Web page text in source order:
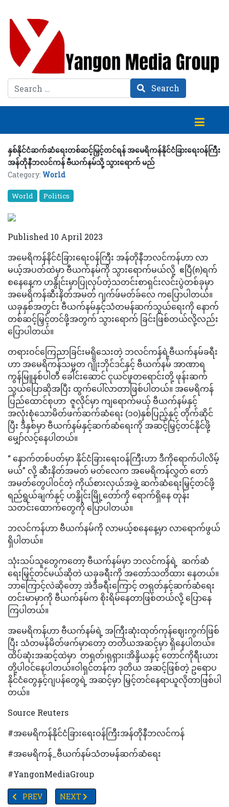
Search Search
နှစ်နိုင်ငံဆက်ဆံရေးတစ်ဆင့်မြှင့်တင်ရန် အမေရိကန်နိုင်ငံခြားရေးဝန်ကြီး
အန်တိုနီဘလင်ကန် ဗီယက်နမ်သို့ သွားရောက် မည်
Category: World
World Politics
Published 10 April 2023
အမေရိကန်နိင်ငံခြားရေးဝန်ကြီး အန်တိုနီဘလင်ကန်ဟာ လာ
မယ့်အပတ်ထဲမှာ ဗီယက်နမ်ကို သွားရောက်မယ်လို့ ဧပြီ(၈)ရက်
စနေနေ့က ဟနွိုင်းမှာပြုလုပ်တဲ့သတင်းစာရှင်းလင်းပွဲတစ်ခုမှာ
အမေရိကန်ဆီးနိတ်အမတ် ဂျက်ဖ်မတ်ခ်လေ ကပြောပါတယ်။
ယခုနှစ်အတွင်း ဗီယက်နမ်နှင့်သံတမန်ဆက်သွယ်ရေးကို နောက်
တစ်ဆင့်မြှင့်တင်ဖို့အတွက် သွားရောက် ခြင်းဖြစ်တယ်လို့လည်း
ပြောပါတယ်။
တရားဝင်ကြေညာခြင်းမရှိသေးတဲ့ ဘလင်ကန်ရဲ့ဗီယက်နမ်ခရီး
ဟာ အမေရိကန်သမ္မတ ဂျိုးဘိုင်ဒင်နှင့် ဗီယက်နမ် အာဏာရ
ကွန်မြူနစ်ပါတီ ခေါင်းဆောင် ငုယင်ဖူတရောင်းတို့ ဖုန်းဆက်
သွယ်ပြောဆိုအပြီး ထွက်ပေါ်လာတာဖြစ်ပါတယ်။ အမေရိကန်
ပြည်ထောင်စုဟာ ဇူလိုင်မှာ ကျရောက်မယ့် ဗီယက်နမ်နှင့်
အလုံးစုံသောမိတ်ဖက်ဆက်ဆံရေး (၁၀)နှစ်ပြည့်နှင့် တိုက်ဆိုင်
ပြီး ဒီနှစ်မှာ ဗီယက်နမ်နှင့်ဆက်ဆံရေးကို အဆင့်မြှင့်တင်နိုင်ဖို့
မျှော်လင့်နေပါတယ်။
“ နောက်တစ်ပတ်မှာ နိုင်ငံခြားရေးဝန်ကြီးဟာ ဒီကိုရောက်ပါလိမ့်
မယ်” လို့ ဆီးနိတ်အမတ် မတ်လေက အမေရိကန်လွှတ် တော်
အမတ်တွေပါဝင်တဲ့ ကိုယ်စားလှယ်အဖွဲ့ ဆက်ဆံရေးမြှင့်တင်ဖို့
ရည်ရွယ်ချက်နှင့် ဟနွိုင်းမြို့တော်ကို ရောက်ရှိနေ တုန်း
သတင်းထောက်တွေကို ပြောပါတယ်။
ဘလင်ကန်ဟာ ဗီယက်နမ်ကို လာမယ့်စနေနေ့မှာ လာရောက်ဖွယ်
ရှိပါတယ်။
သုံးသပ်သူတွေကတော့ ဗီယက်နမ်မှာ ဘလင်ကန်ရဲ့ ဆက်ဆံ
ရေးမြှင့်တင်မယ်ဆိုတဲ ယခုခရီးကို အတော်သတိထား နေတယ်။
ဘာကြောင့်လဲဆိုတော့ အဲဒီခရီးကြောင့် တရုတ်နှင့်ဆက်ဆံရေး
တင်းမာမှာကို ဗီယက်နမ်က စိုးရိမ်နေတာဖြစ်တယ်လို့ ပြောနေ
ကြပါတယ်။
အမေရိကန်ဟာ ဗီယက်နမ်ရဲ့ အကြီးဆုံးထုတ်ကုန်ဈေးကွက်ဖြစ်
ပြီး သံတမန်မိတ်ဖက်မှာတော့ တတိယအဆင့်မှာ ရှိနေပါတယ်။
ထိပ်ဆုံးအဆင့်ထဲမှာ တရုတ်၊ရုရှား၊အိန္ဒိယနှင့် တောင်ကိုရီးယား
တို့ပါဝင်နေပါတယ်။ဝါရှင်တန်က ဒုတိယ အဆင့်ဖြစ်တဲ့ ဥရောပ
နိုင်ငံတွေနှင့်ဂျပန်တွေရဲ့ အဆင့်မှာ မြှင့်တင်နေရာယူလိုတာဖြစ်ပါ
တယ်။
Source Reuters
#အမေရိကန်နိုင်ငံခြားရေးဝန်ကြီးအန်တိုနီဘလင်ကန်
#အမေရိကန်_ဗီယက်နမ်သံတမန်ဆက်ဆံရေး
#YangonMediaGroup
PREVIOUS ARTICLE: ဆင်အကောင်ရေ သန်း(၅၇၀)၏ အလေးချိန်
PREV NEXT ARTICLE: ယခုနှစ်အတွင်း ကိုဗစ်-၁၉အရေးပေ
NEXT